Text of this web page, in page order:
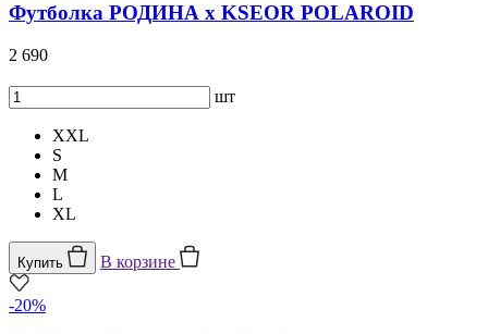
Футболка РОДИНА x KSEOR POLAROID
2 690
шт
XXL
S
M
L
XL
Купить В корзине
-20%